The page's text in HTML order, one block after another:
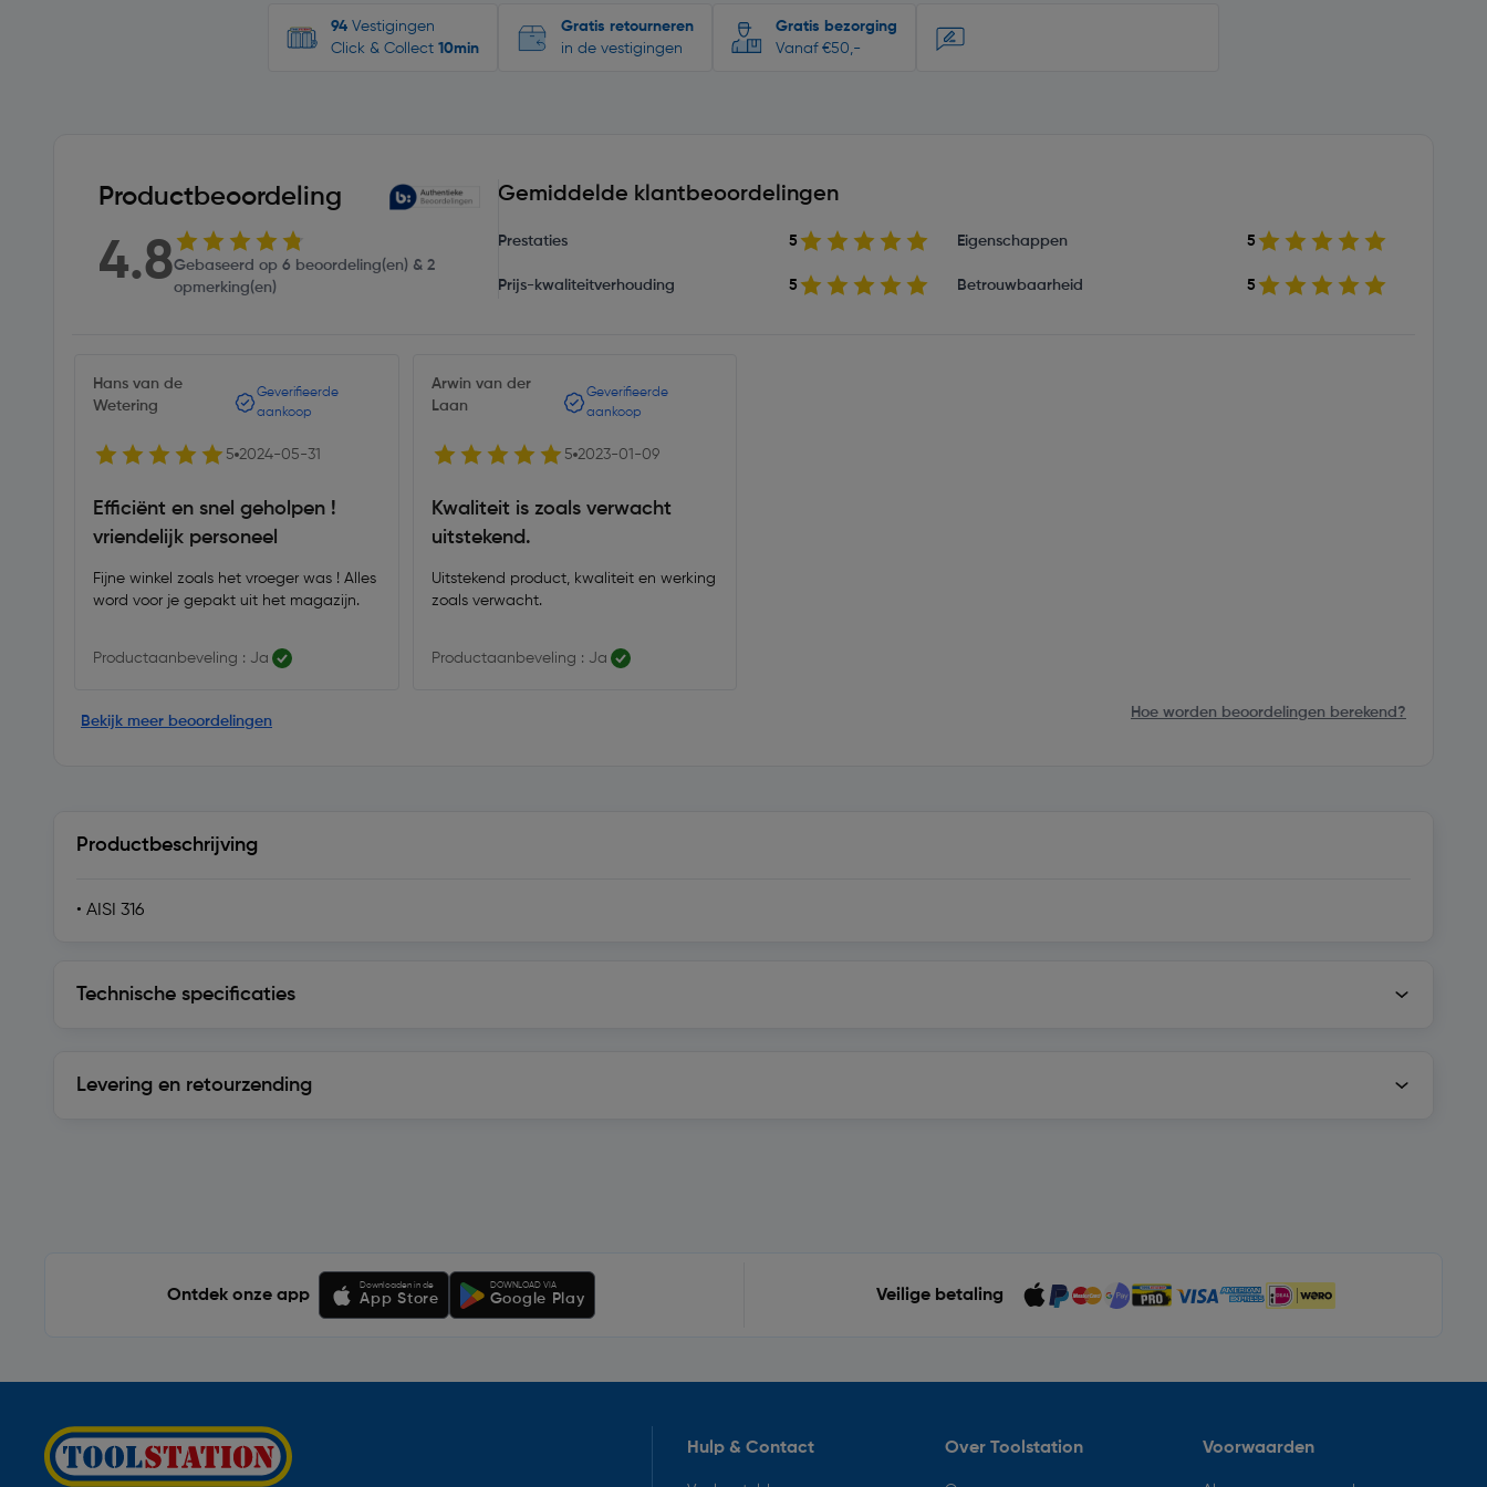
94 Vestigingen
Click & Collect 10min
Gratis retourneren
in de vestigingen
Gratis bezorging
Vanaf €50,-
Productbeoordeling
4.8Gebaseerd op 6 beoordeling(en) & 2
opmerking(en)
Gemiddelde klantbeoordelingen
Prestaties 5 Eigenschappen 5
Prijs-kwaliteitverhouding 5 Betrouwbaarheid 5
Hans van de
Wetering
Geverifieerde
aankoop
5 2024-05-31
Efficiënt en snel geholpen !
vriendelijk personeel
Fijne winkel zoals het vroeger was ! Alles
word voor je gepakt uit het magazijn.
Productaanbeveling : Ja
Arwin van der
Laan
Geverifieerde
aankoop
5 2023-01-09
Kwaliteit is zoals verwacht
uitstekend.
Uitstekend product, kwaliteit en werking
zoals verwacht.
Productaanbeveling : Ja
Bekijk meer beoordelingen
Hoe worden beoordelingen berekend?
Productbeschrijving
• AISI 316
Technische specificaties
Levering en retourzending
Ontdek onze app
Downloaden in de
App Store
DOWNLOAD VIA
Google Play Veilige betaling
Hulp & Contact Over Toolstation Voorwaarden